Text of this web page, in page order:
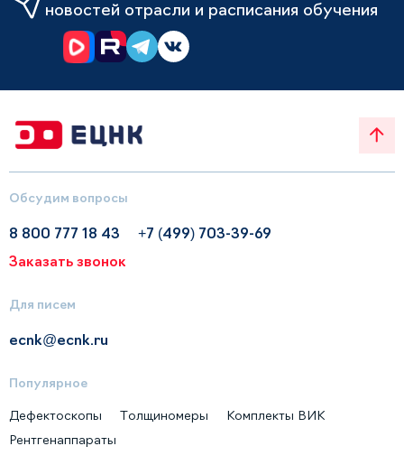
новостей отрасли и расписания обучения
Обсудим вопросы
8 800 777 18 43
+7 (499) 703-39-69
Заказать звонок
Для писем
ecnk@ecnk.ru
Популярное
Дефектоскопы Толщиномеры
Комплекты ВИК
Рентгенаппараты